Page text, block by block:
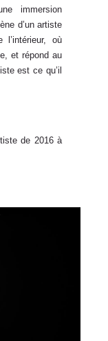
immersion
d’un artiste
où
et répond au
est ce qu’il
de 2016 à